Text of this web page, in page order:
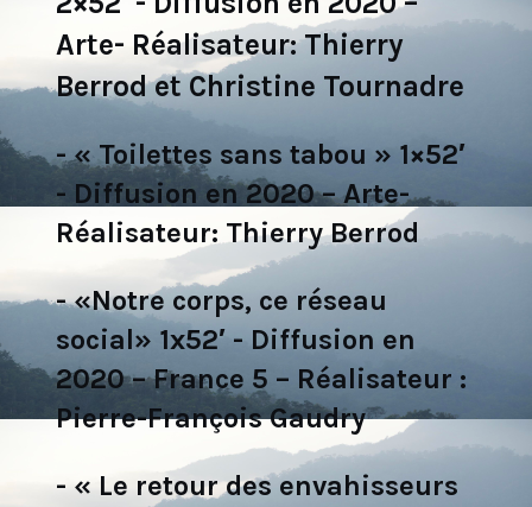
Arte- Réalisateur: Thierry
Berrod et Christine Tournadre
- « Toilettes sans tabou » 1×52′
- Diffusion en 2020 – Arte-
Réalisateur: Thierry Berrod
- «Notre corps, ce réseau
social» 1x52′ - Diffusion en
2020 – France 5 – Réalisateur :
Pierre-François Gaudry
- « Le retour des envahisseurs